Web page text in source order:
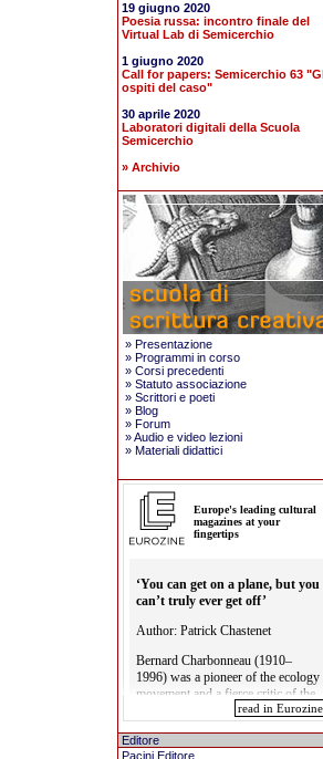
19 giugno 2020
Poesia russa: incontro finale del
Virtual Lab di Semicerchio
1 giugno 2020
Call for papers: Semicerchio 63
ospiti del caso"
30 aprile 2020
Laboratori digitali della Scuola
Semicerchio
» Archivio
» Presentazione
» Programmi in corso
» Corsi precedenti
» Statuto associazione
» Scrittori e poeti
» Blog
» Forum
»Audio e video lezioni
» Materiali didattici
Editore
Pacini Editore